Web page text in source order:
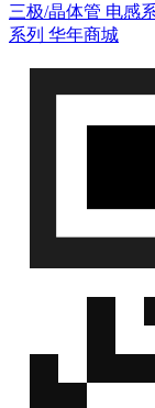
三极/晶体管 电感
系列 华年商城